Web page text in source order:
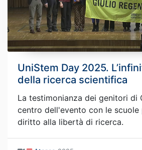
UniStem Day 2025.
della ricerca scientifica
La testimonianza dei genitori di
centro dell'evento con le scuole
diritto alla libertà di ricerca.